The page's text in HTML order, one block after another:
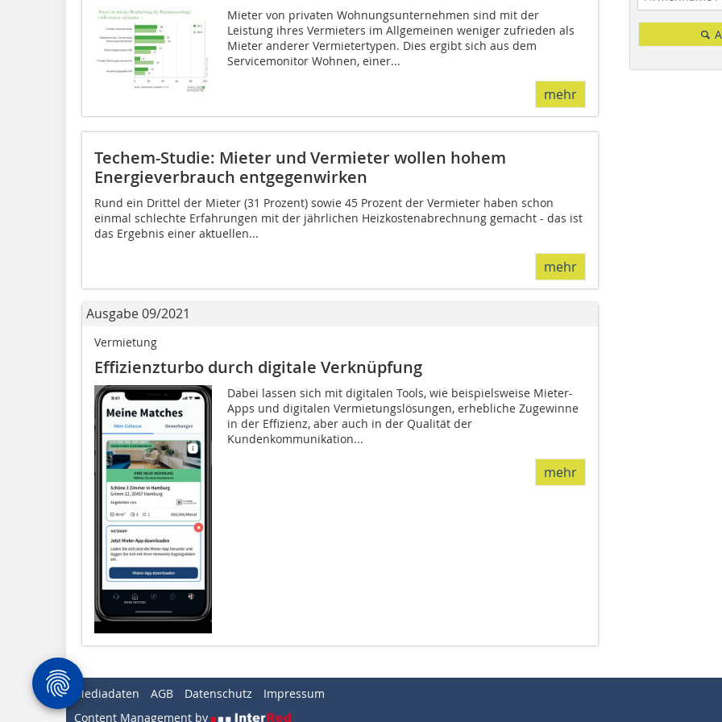
Mieter von privaten Wohnungsunternehmen sind mit der
Leistung ihres Vermieters im Allgemeinen weniger zufrieden als
Mieter anderer Vermietertypen. Dies ergibt sich aus dem
Servicemonitor Wohnen, einer...
mehr
Techem-Studie: Mieter und Vermieter wollen hohem
Energieverbrauch entgegenwirken
Rund ein Drittel der Mieter (31 Prozent) sowie 45 Prozent der Vermieter haben schon
einmal schlechte Erfahrungen mit der jährlichen Heizkostenabrechnung gemacht - das ist
das Ergebnis einer aktuellen...
mehr
Ausgabe 09/2021
Vermietung
Effizienzturbo durch digitale Verknüpfung
Dabei lassen sich mit digitalen Tools, wie beispielsweise Mieter-
Apps und digitalen Vermietungslösungen, erhebliche Zugewinne
in der Effizienz, aber auch in der Qualität der
Kundenkommunikation...
mehr
Mediadaten AGB Datenschutz
Impressum
Content Management by